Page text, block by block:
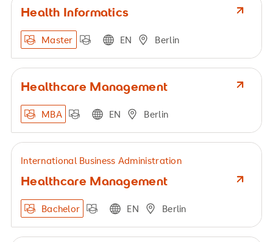
Health Informatics
Master EN Berlin
Healthcare Management
MBA EN Berlin
International Business Administration
Healthcare Management
Bachelor EN Berlin